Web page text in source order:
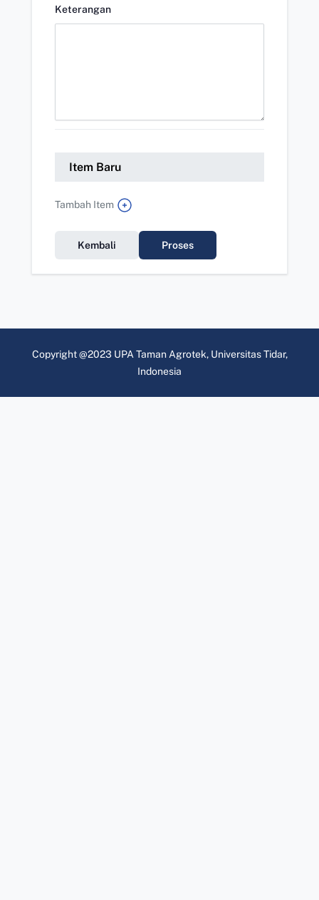
Keterangan
Item Baru
Tambah Item
Kembali Proses
Copyright @2023 UPA Taman Agrotek, Universitas Tidar,
Indonesia